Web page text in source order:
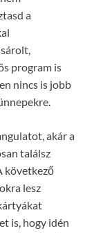
a
program is
nincs is jobb
akár a
találsz
következő
lesz
is, hogy idén